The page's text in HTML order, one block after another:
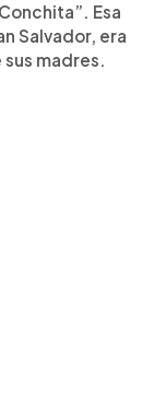
Esa
Salvador, era
madres.